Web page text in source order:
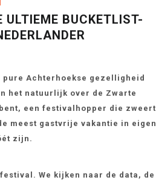
BUCKETLIST-
pure Achterhoekse gezelligheid
het natuurlijk over de Zwarte
een festivalhopper die zweert
meest gastvrije vakantie in eigen
zijn.
We kijken naar de data, de